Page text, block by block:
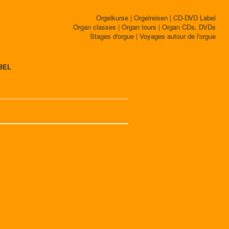
Orgelkurse | Orgelreisen | CD-DVD Label
Organ classes | Organ tours | Organ CDs, DVDs
Stages d'orgue | Voyages autour de l'orgue